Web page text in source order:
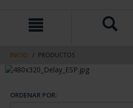
contenido
navegacin
INICIO PRODUCTOS
ORDENAR POR: